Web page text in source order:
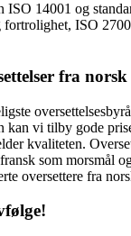
ISO 14001 og
ISO
fra
kan vi tilby gode
kvaliteten.
som morsmål
oversettere fra